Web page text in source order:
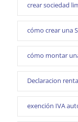
crear sociedad
cómo crear una
cómo montar
Declaracion
exención IVA